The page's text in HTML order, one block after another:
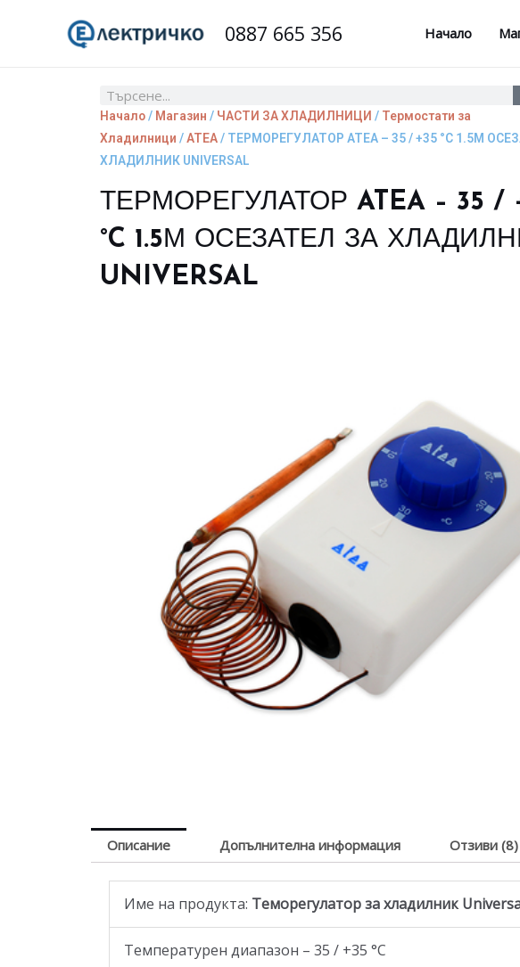
0887 665 356 Начало
Search
Начало/ Магазин / ЧАСТИ ЗА ХЛАДИЛНИЦИ / Термостати за
Хладилници /ATEA/ ТЕРМОРЕГУЛАТОР ATEA – 35 / +35 °C 1.5М
ХЛАДИЛНИК UNIVERSAL
ТЕРМОРЕГУЛАТОР ATEA – 35 /
°C 1.5М ОСЕЗАТЕЛ ЗА
UNIVERSAL
Описание Допълнителна информация Отзиви (8)
Име на продукта: Теморегулатор за хладилник
Температурен диапазон – 35 / +35 °C